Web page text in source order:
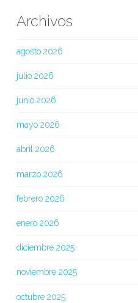
Archivos
agosto 2026
julio 2026
junio 2026
mayo 2026
abril 2026
marzo 2026
febrero 2026
enero 2026
diciembre 2025
noviembre 2025
octubre 2025